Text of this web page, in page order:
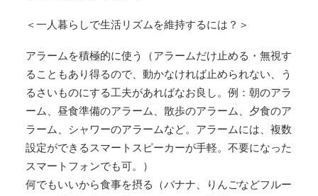
＜一人暮らしで生活リズムを維持するには？＞
アラームを積極的に使う（アラームだけ止める・無視す
ることもあり得るので、動かなければ止められない、う
るさいものにする工夫があればなお良し。例：朝のアラ
ーム、昼食準備のアラーム、散歩のアラーム、夕食のア
ラーム、シャワーのアラームなど。アラームには、複数
設定ができるスマートスピーカーが手軽。不要になった
スマートフォンでも可。）
何でもいいから食事を摂る（バナナ、りんごなどフルー